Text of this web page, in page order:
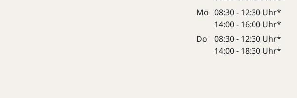
Mo
08:30 - 12:30 Uhr*
14:00 - 16:00 Uhr*
Do
08:30 - 12:30 Uhr*
14:00 - 18:30 Uhr*